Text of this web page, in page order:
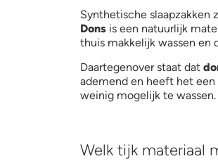
Synthetische slaapzakken
Dons is een natuurlijk
thuis makkelijk wassen en
Daartegenover staat dat
ademend en heeft het een
weinig mogelijk te
Welk tijk materiaal